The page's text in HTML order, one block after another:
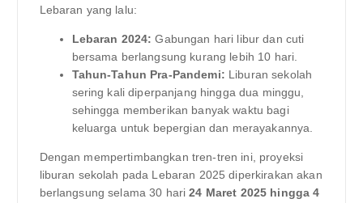
Lebaran yang lalu:
Lebaran 2024: Gabungan hari libur dan cuti
bersama berlangsung kurang lebih 10 hari.
Tahun-Tahun Pra-Pandemi: Liburan sekolah
sering kali diperpanjang hingga dua minggu,
sehingga memberikan banyak waktu bagi
keluarga untuk bepergian dan merayakannya.
Dengan mempertimbangkan tren-tren ini, proyeksi
liburan sekolah pada Lebaran 2025 diperkirakan akan
berlangsung selama 30 hari24 Maret 2025 hingga 4